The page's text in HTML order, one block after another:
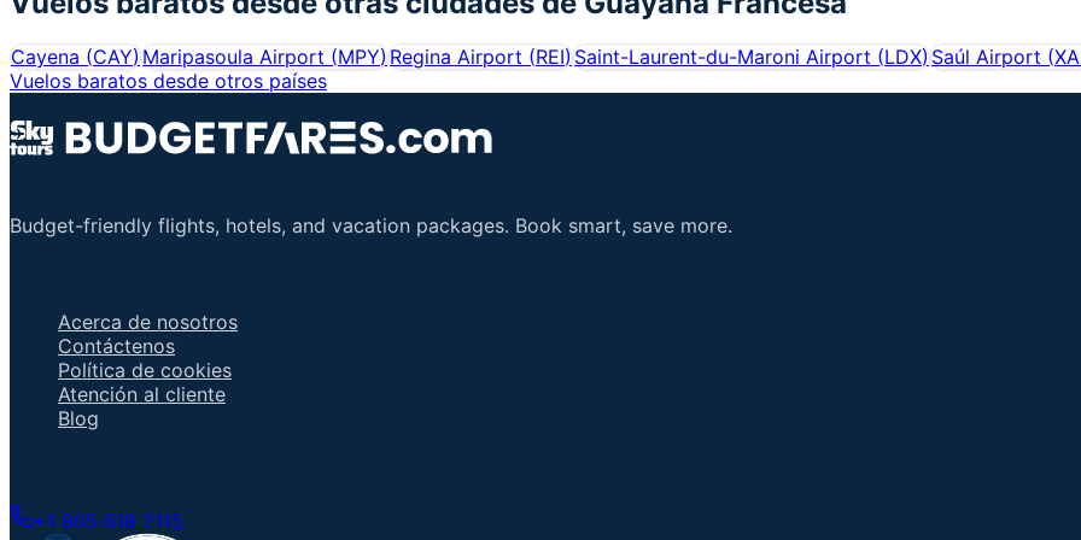
Cayena (CAY)Maripasoula Airport (MPY)Regina Airport (REI)Saint-Laurent-du-Maroni Airport (LDX)Saúl Airport (
Vuelos baratos desde otros países
Budget-friendly flights, hotels, and vacation packages. Book smart, save more.
Acerca de nosotros
Contáctenos
Política de cookies
Atención al cliente
Blog
+1 805 618 2115